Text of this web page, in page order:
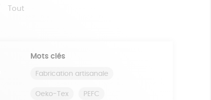
Tout
Mots clés
Fabrication artisanale
Oeko-Tex PEFC